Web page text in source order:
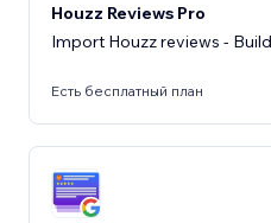
Houzz Reviews Pro
Import Houzz reviews -
Есть бесплатный план